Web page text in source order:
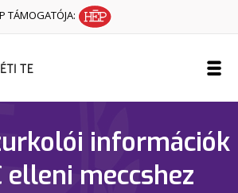
TÁMOGATÓJA:
információk
elleni meccshez